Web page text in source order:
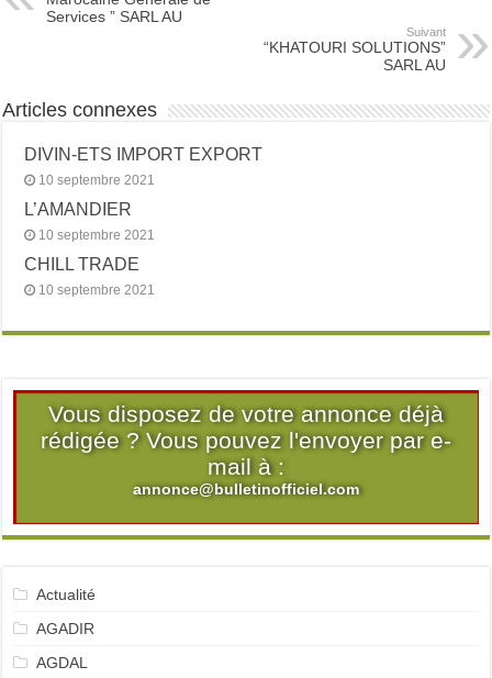
Services ” SARL AU
Suivant
“KHATOURI SOLUTIONS”
SARL AU
Articles connexes
DIVIN-ETS IMPORT EXPORT
10 septembre 2021
L’AMANDIER
10 septembre 2021
CHILL TRADE
10 septembre 2021
Vous disposez de votre annonce déjà
rédigée ? Vous pouvez l'envoyer par e-
mail à :
annonce@bulletinofficiel.com
Actualité
AGADIR
AGDAL